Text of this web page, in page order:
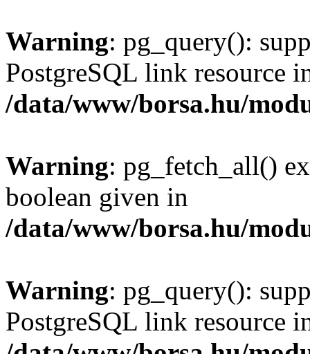
Warning: pg_query():
PostgreSQL link resource
/data/www/borsa.hu/
Warning: pg_fetch_all()
boolean given in
/data/www/borsa.hu/
Warning: pg_query():
PostgreSQL link resource